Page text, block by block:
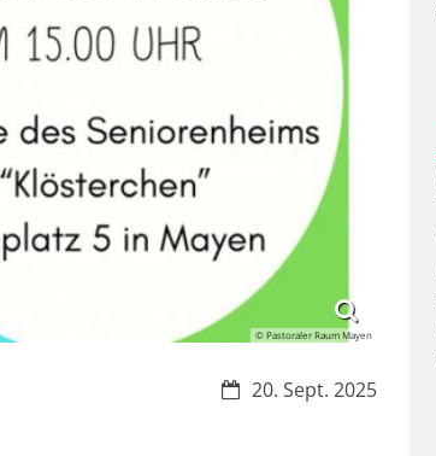
© Pastoraler Raum Mayen
Datum:
20. Sept. 2025